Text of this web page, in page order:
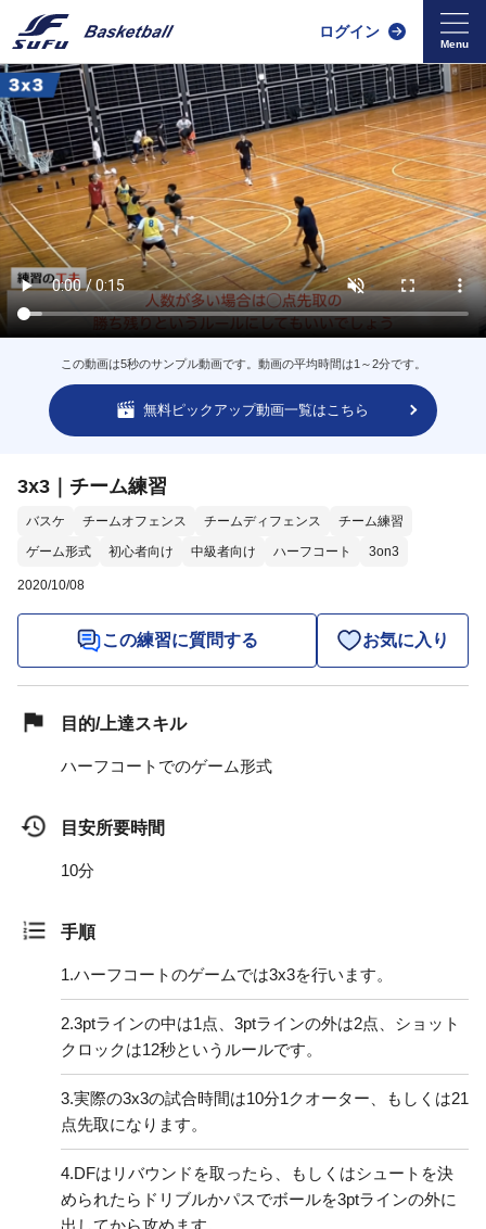
ログイン
この動画は5秒のサンプル動画です。動画の平均時間は1～2分です。
無料ピックアップ動画一覧はこちら
3x3｜チーム練習
バスケ チームオフェンス チームディフェンス
チーム練習
ゲーム形式
初心者向け 中級者向け ハーフコート 3on3
2020/10/08
この練習に質問する お気に入り
目的/上達スキル
ハーフコートでのゲーム形式
目安所要時間
10分
手順
1.ハーフコートのゲームでは3x3を行います。
2.3ptラインの中は1点、3ptラインの外は2点、ショット
クロックは12秒というルールです。
3.実際の3x3の試合時間は10分1クオーター、もしくは21
点先取になります。
4.DFはリバウンドを取ったら、もしくはシュートを決
められたらドリブルかパスでボールを3ptラインの外に
出してから攻めます。